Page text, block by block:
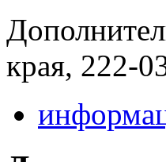
края, 222-